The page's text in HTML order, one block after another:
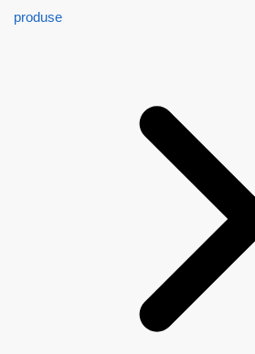
produse